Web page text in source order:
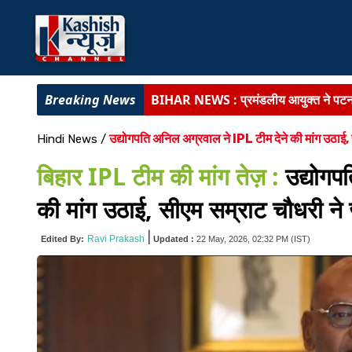
BIHAR NEWS :प्रमंडलीय आयुक्त ने
BIHAR NEWS :अत्याधुनिक चिकित्सा
राजद में संगठनात्मक सर्जरी :
सभी इकाइयां
पूर्णिया में SVU की बड़ी कार्रवाई :
बिजली
कांग्रेस सेवा दल ने सम्राट सरकार को घेरा :
BIG BREAKING :बिहार के 11 डीआईजी
Hindi News / उद्योगपति अनिल अग्रवाल ने IPL टीम देने की मांग
बिहार IPL टीम की मांग तेज़ :
की मांग उठाई, सीएम सम्राट चौधरी
Edited By: Ravi Prakash Updated : 22 May, 2026, 02:32 PM (IST)